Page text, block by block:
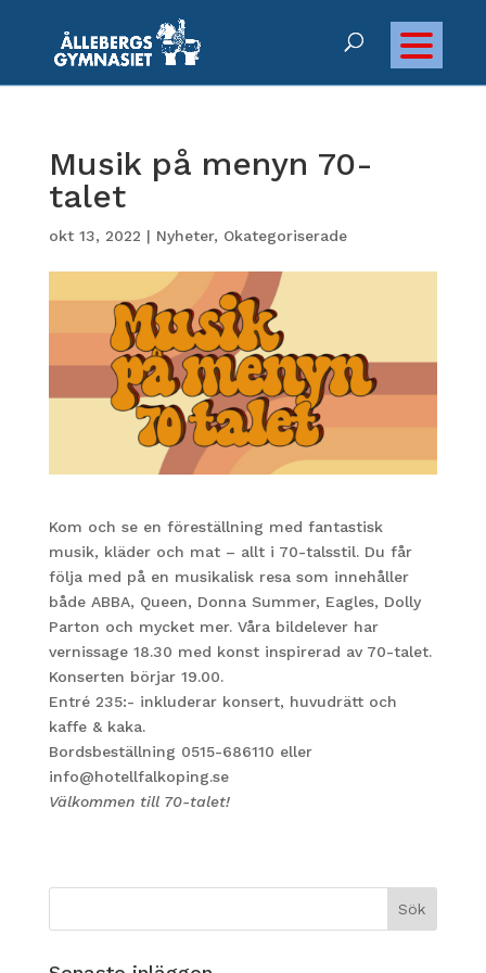
Musik på menyn 70-
talet
okt 13, 2022 | Nyheter, Okategoriserade
Kom och se en föreställning med fantastisk
musik, kläder och mat – allt i 70-talsstil. Du får
följa med på en musikalisk resa som innehåller
både ABBA, Queen, Donna Summer, Eagles, Dolly
Parton och mycket mer. Våra bildelever har
vernissage 18.30 med konst inspirerad av 70-talet.
Konserten börjar 19.00.
Entré 235:- inkluderar konsert, huvudrätt och
kaffe & kaka.
Bordsbeställning 0515-686110 eller
info@hotellfalkoping.se
Välkommen till 70-talet!